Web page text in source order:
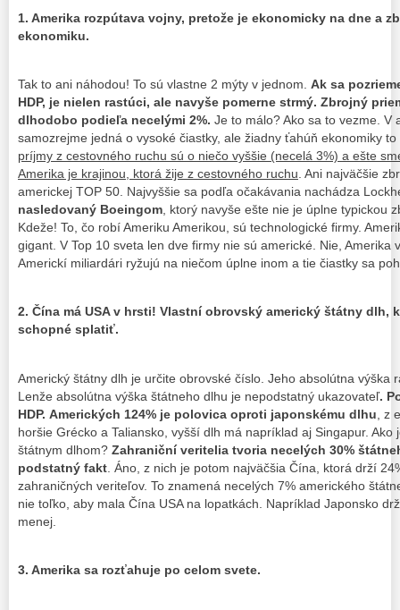
1. Amerika rozpútava vojny, pretože je ekonomicky na dne a
ekonomiku.
Tak to ani náhodou! To sú vlastne 2 mýty v jednom. Ak sa
HDP, je nielen rastúci, ale navyše pomerne strmý. Zbrojný
dlhodobo podieľa necelými 2%. Je to málo? Ako sa to vezme. V
samozrejme jedná o vysoké čiastky, ale žiadny ťahúň ekonomiky
príjmy z cestovného ruchu sú o niečo vyššie (necelá 3%) a ešte
Amerika je krajinou, ktorá žije z cestovného ruchu. Ani najväčšie
americkej TOP 50. Najvyššie sa podľa očakávania nachádza
nasledovaný Boeingom, ktorý navyše ešte nie je úplne typickou
Kdeže! To, čo robí Ameriku Amerikou, sú technologické firmy.
gigant. V Top 10 sveta len dve firmy nie sú americké. Nie, Amerika
Americkí miliardári ryžujú na niečom úplne inom a tie čiastky sa
2. Čína má USA v hrsti! Vlastní obrovský americký štátny dlh,
schopné splatiť.
Americký štátny dlh je určite obrovské číslo. Jeho absolútna výška
Lenže absolútna výška štátneho dlhu je nepodstatný ukazovateľ.
HDP. Amerických 124% je polovica oproti japonskému dlhu , z
horšie Grécko a Taliansko, vyšší dlh má napríklad aj Singapur. Ako
štátnym dlhom? Zahraniční veritelia tvoria necelých 30%
podstatný fakt . Áno, z nich je potom najväčšia Čína, ktorá drží
zahraničných veriteľov. To znamená necelých 7% amerického
nie toľko, aby mala Čína USA na lopatkách. Napríklad Japonsko
menej.
3. Amerika sa rozťahuje po celom svete.